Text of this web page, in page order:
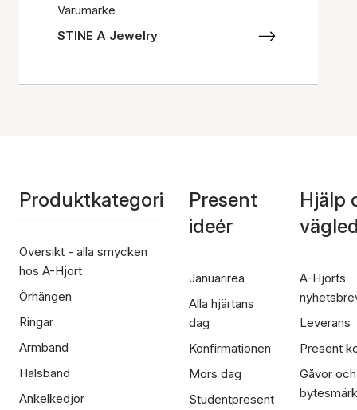
Varumärke
STINE A Jewelry
Produktkategori
Översikt - alla smycken
hos A-Hjort
Örhängen
Ringar
Armband
Halsband
Ankelkedjor
Present
ideér
Januarirea
Alla hjärtans
dag
Konfirmationen
Mors dag
Studentpresent
Hjälp
A-Hjorts
Leverans
Present
Gåvor och